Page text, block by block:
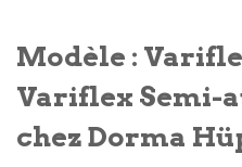
Modèle :
Variflex Semi-
chez Dorma